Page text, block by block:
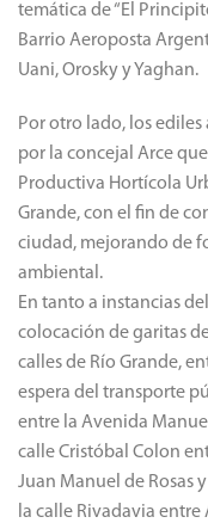
temática de “El
Barrio Aeroposta
Uani, Orosky y Yaghan.
Por otro lado, los
por la concejal Arce
Productiva Hortícola
Grande, con el fin de
ciudad, mejorando de
ambiental.
En tanto a instancias
colocación de garitas
calles de Río Grande,
espera del transporte
entre la Avenida
calle Cristóbal Colon
Juan Manuel de Rosas
la calle Rivadavia entre